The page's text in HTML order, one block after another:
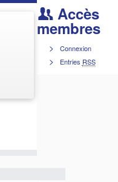
Accès
membres
Connexion
Entries RSS